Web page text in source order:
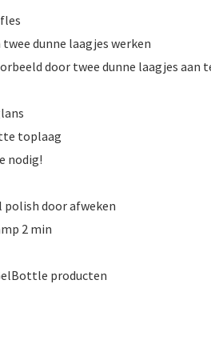
dunne laagjes werken
door twee dunne laagjes aan
toplaag
nodig!
polish door afweken
2 min
producten